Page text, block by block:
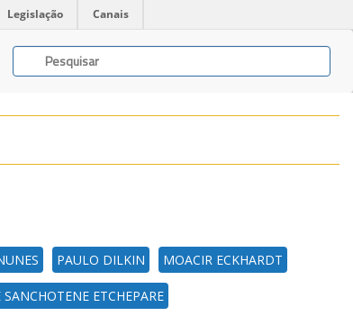
Legislação Canais
PAULO DILKIN MOACIR ECKHARDT
SANCHOTENE ETCHEPARE